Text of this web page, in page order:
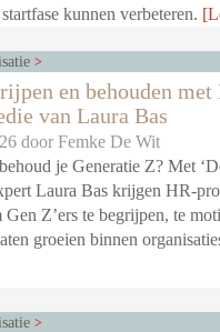
kunnen verbeteren.
en behouden met
van Laura Bas
doorFemke De Wit
je Generatie Z? Met
Laura Bas krijgen HR-
Gen Z’ers te begrijpen, te
groeien binnen